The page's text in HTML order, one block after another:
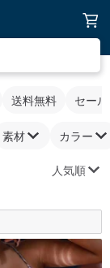
送料無料 セー
素材 カラー
人気順